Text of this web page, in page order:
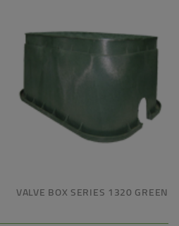
VALVE BOX SERIES 1320 GREEN